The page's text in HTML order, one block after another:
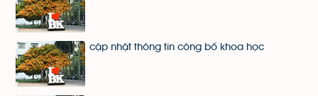
cập nhật thông tin công bố khoa học